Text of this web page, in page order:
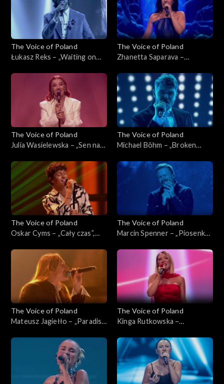
The Voice of Poland
Łukasz Reks – „Waiting on
Voice of Poland”, Live 1, 8
listopada 2025
The Voice of Poland
Zhanetta Saparava –
Poland”, Live 1, 8 listopada
2025
The Voice of Poland
Julia Wasielewska – „Sen na
Poland”, Live 1, 8 listopada
2025
The Voice of Poland
Michael Böhm – „Broken
Poland”, Live 1, 8 listopada
The Voice of Poland
Oskar Cyms – „Cały czas”,
8 listopada 2025
The Voice of Poland
Marcin Spenner – „Piosenka
Poland”, Live 1, 8 listopada
The Voice of Poland
Mateusz Jagiełło – „Paradise
Live 1, 8 listopada 2025
The Voice of Poland
Kinga Rutkowska –
„The Voice of Poland”, Live 1,
8 listopada 2025